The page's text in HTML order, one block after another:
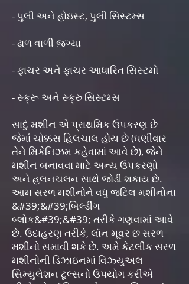
- પુલી અને હોઇસ્ટ, પુલી સિસ્ટમ્સ
- ઢાળ વાળી જ઼ગ્યા
- ફાચર અને ફાચર આધારિત સિસ્ટમો
- સ્ક્રૂ અને સ્ક્રુ સિસ્ટમ્સ
સાદું મશીન એ પ્રાથમિક ઉપકરણ છે
જેમાં ચોક્કસ હિલચાલ હોય છે (ઘણીવાર
તેને મિકેનિઝમ કહેવામાં આવે છે), જેને
મશીન બનાવવા માટે અન્ય ઉપકરણો
અને હલનચલન સાથે જોડી શકાય છે.
આમ સરળ મશીનોને વધુ જટિલ મશીનોના
&#39;&#39;બિલ્ડીંગ
બ્લોક&#39;&#39; તરીકે ગણવામાં આવે
છે. ઉદાહરણ તરીકે, લૉન મૂવર છ સરળ
મશીનો સમાવી શકે છે. અમે કેટલીક સરળ
મશીનોની ડિઝાઇનમાં વિઝ્યુઅલ
સિમ્યુલેશન ટૂલ્સનો ઉપયોગ કરીએ